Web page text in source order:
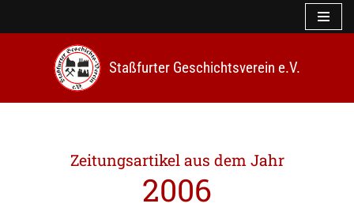
n
Staßfurter Geschichtsverein e.V.
2006